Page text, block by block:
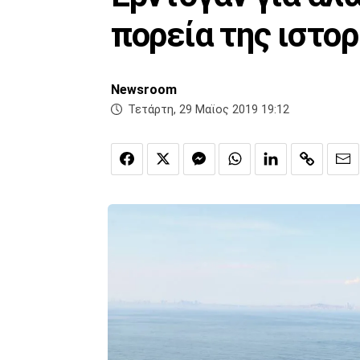
πορεία της
Newsroom
Τετάρτη, 29 Μαϊος 2019 19:12